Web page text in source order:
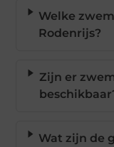
Welke
Rodenrijs?
Zijn er
Wat zijn de